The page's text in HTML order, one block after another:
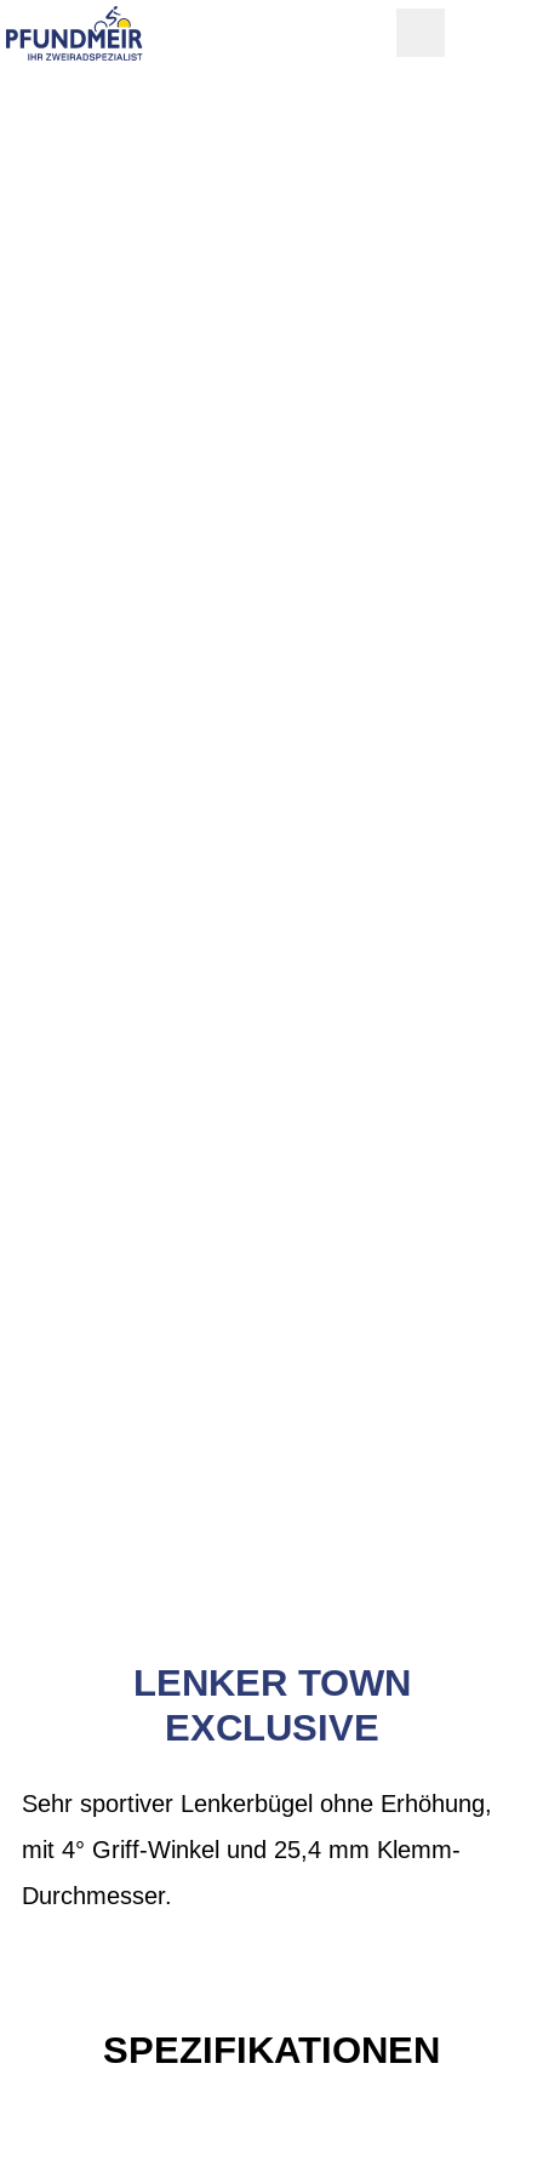
LENKER TOWN
EXCLUSIVE
Sehr sportiver Lenkerbügel ohne Erhöhung,
mit 4° Griff-Winkel und 25,4 mm Klemm-
Durchmesser.
SPEZIFIKATIONEN